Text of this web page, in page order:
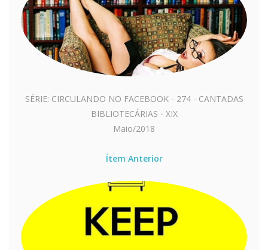
SÉRIE: CIRCULANDO NO FACEBOOK - 274 - CANTADAS
BIBLIOTECÁRIAS - XIX
Maio/2018
Ítem Anterior